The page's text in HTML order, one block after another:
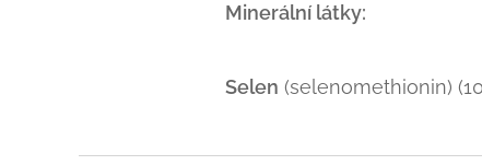
Minerální látky:
Selen (selenomethionin)